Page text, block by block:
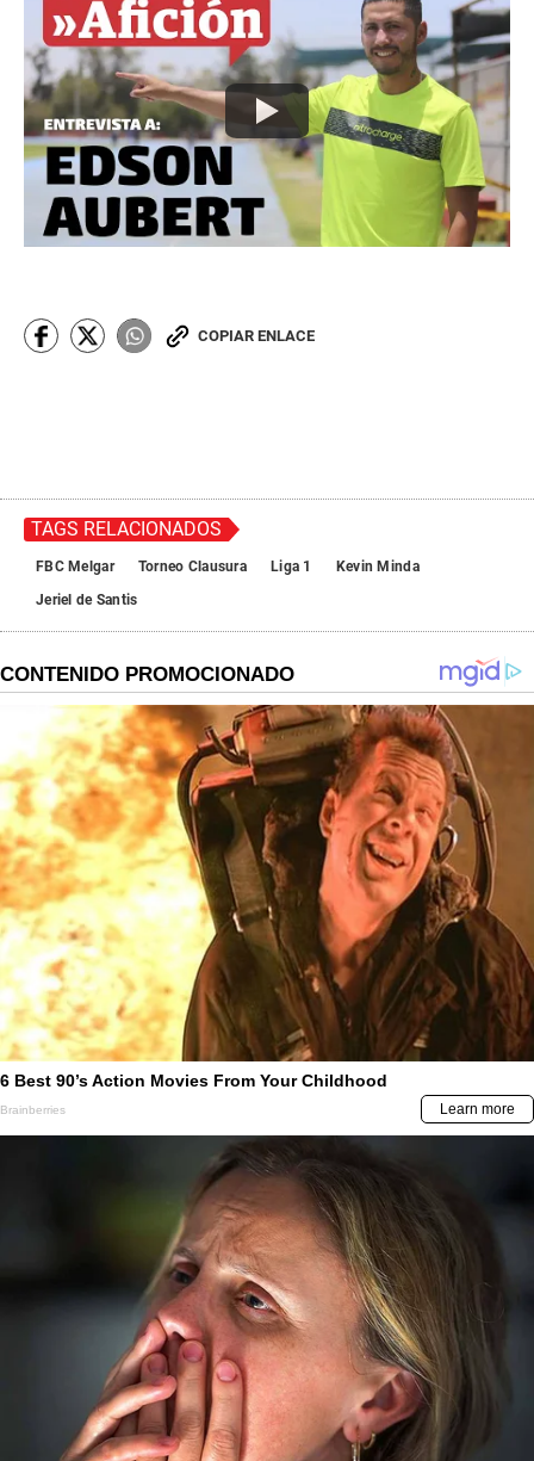
COPIAR ENLACE
TAGS RELACIONADOS
FBC Melgar Torneo Clausura Liga 1
Kevin Minda
Jeriel de Santis